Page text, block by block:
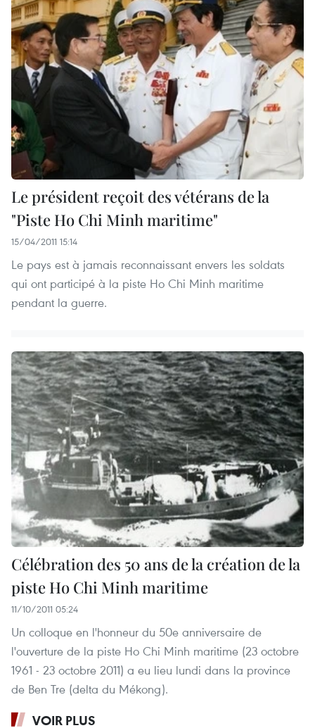
Le président reçoit des vétérans de la
"Piste Ho Chi Minh maritime"
15/04/2011 15:14
Le pays est à jamais reconnaissant envers les soldats
qui ont participé à la piste Ho Chi Minh maritime
pendant la guerre.
Célébration des 50 ans de la création de la
piste Ho Chi Minh maritime
11/10/2011 05:24
Un colloque en l'honneur du 50e anniversaire de
l'ouverture de la piste Ho Chi Minh maritime (23 octobre
1961 - 23 octobre 2011) a eu lieu lundi dans la province
de Ben Tre (delta du Mékong).
VOIR PLUS